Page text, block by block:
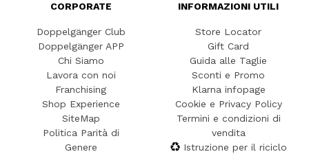
CORPORATE
Doppelgänger Club
Doppelgänger APP
Chi Siamo
Lavora con noi
Franchising
Shop Experience
SiteMap
Politica Parità di
Genere
INFORMAZIONI UTILI
Store Locator
Gift Card
Guida alle Taglie
Sconti e Promo
Klarna infopage
Cookie e Privacy Policy
Termini e condizioni di
vendita
Istruzione per il riciclo